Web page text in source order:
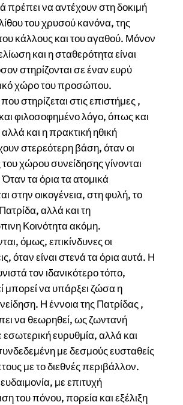
πρέπει να αντέχουν στη δοκιμή
του χρυσού κανόνα, της
κάλλους και του αγαθού. Μόνον
και η σταθερότητα είναι
στηρίζονται σε έναν ευρύ
χώρο του προσώπου.
στηρίζεται στις επιστήμες ,
φιλοσοφημένο λόγο, όπως και
και η πρακτική ηθική
στερεότερη βάση, όταν οι
του χώρου συνείδησης γίνονται
τα όρια τα ατομικά
στην οικογένεια, στη φυλή, το
αλλά και τη
Κοινότητα ακόμη.
όμως, επικίνδυνες οι
όταν είναι στενά τα όρια αυτά. Η
τον ιδανικότερο τόπο,
μπορεί να υπάρξει ζώσα η
Η έννοια της Πατρίδας ,
να θεωρηθεί, ως ζωντανή
ευρυθμία, αλλά και
με δεσμούς ευσταθείς
με το διεθνές περιβάλλον.
με επιτυχή
του πόνου, πορεία και εξέλιξη